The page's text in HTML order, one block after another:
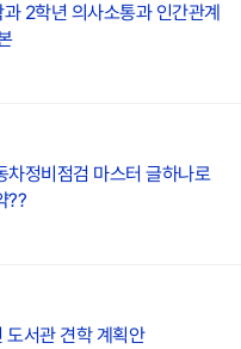
2학년 의사소통과 인간관계
차정비점검 마스터 글하나로
??
서관 견학 계획안